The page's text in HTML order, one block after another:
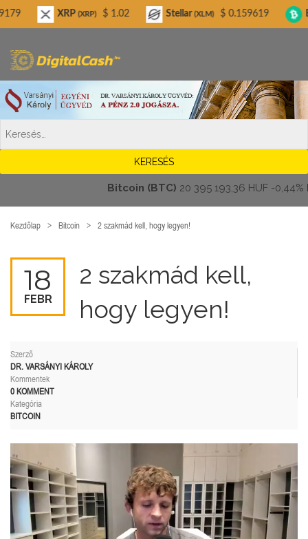
Bitcoin (BTC)20 395 193,36 HUF-0,44%
Kezdőlap Bitcoin 2 szakmád kell, hogy legyen!
18
FEBR
2 szakmád kell,
hogy legyen!
Szerző
DR. VARSÁNYI KÁROLY
Kommentek
0 KOMMENT
Kategória
BITCOIN
XRP(XRP) $ 1.02 Stellar(XLM) $ 0.159619 Bitcoin
Digitalcash.hu